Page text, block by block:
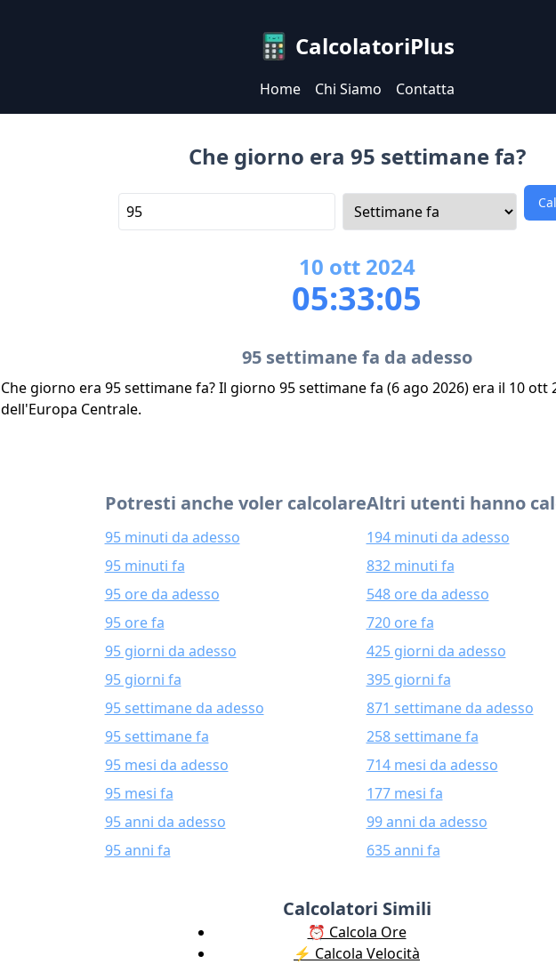
CalcolatoriPlus
Home Chi Siamo Contatta
Che giorno era 95 settimane fa?
10 ott 2024
05:33:05
95 settimane fa da adesso
Che giorno era 95 settimane fa? Il giorno 95 settimane fa (6 ago 2026) era il 10 ott
dell'Europa Centrale.
Potresti anche voler calcolare
95 minuti da adesso
95 minuti fa
95 ore da adesso
95 ore fa
95 giorni da adesso
95 giorni fa
95 settimane da adesso
95 settimane fa
95 mesi da adesso
95 mesi fa
95 anni da adesso
95 anni fa
Altri utenti hanno
194 minuti da adesso
832 minuti fa
548 ore da adesso
720 ore fa
425 giorni da adesso
395 giorni fa
871 settimane da adesso
258 settimane fa
714 mesi da adesso
177 mesi fa
99 anni da adesso
635 anni fa
Calcolatori Simili
⏰ Calcola Ore
⚡️ Calcola Velocità